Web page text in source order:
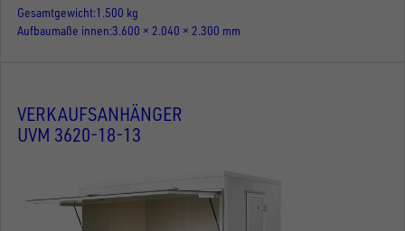
Gesamtgewicht 1.500 kg
Aufbaumaße innen 3.600 × 2.040 × 2.300 mm
VERKAUFSANHÄNGER
UVM 3620-18-13